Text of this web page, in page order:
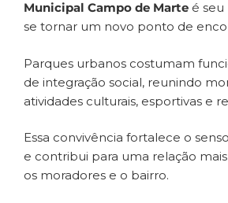
Municipal Campo de Marte é
se tornar um novo ponto de
Parques urbanos costumam
de integração social, reunindo
atividades culturais, esportivas e
Essa convivência fortalece o
e contribui para uma relação
os moradores e o bairro.